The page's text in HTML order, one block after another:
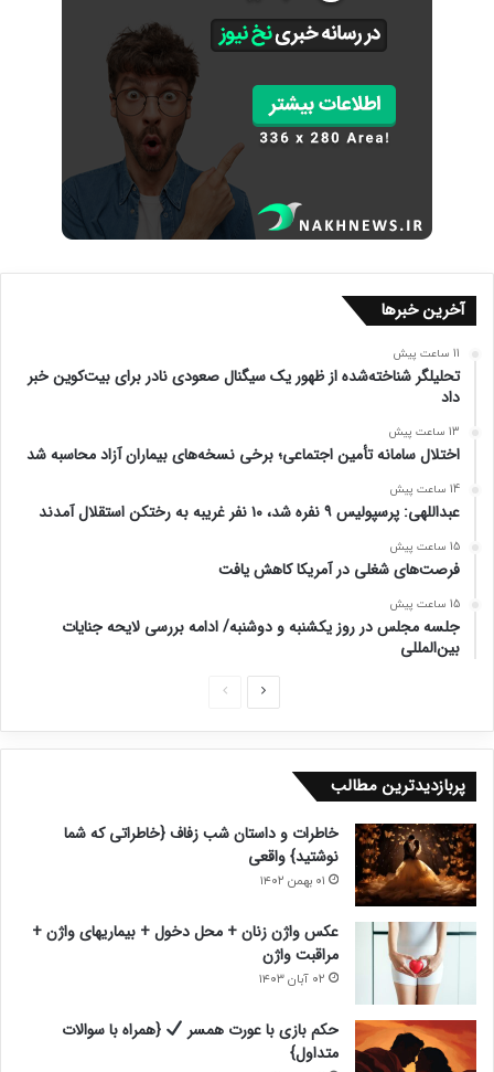
آخرین خبرها
11 ساعت پیش
تحلیلگر شناخته‌شده از ظهور یک سیگنال صعودی نادر برای بیت‌کوین خبر
داد
13 ساعت پیش
اختلال سامانه تأمین اجتماعی؛ برخی نسخه‌های بیماران آزاد محاسبه شد
14 ساعت پیش
عبداللهی: پرسپولیس ۹ نفره شد، ۱۰ نفر غریبه به رختکن استقلال آمدند
15 ساعت پیش
فرصت‌های شغلی در آمریکا کاهش یافت
15 ساعت پیش
جلسه مجلس در روز یکشنبه و دوشنبه/ ادامه بررسی لایحه جنایات
بین‌المللی
ح
ح
د
پربازدیدترین مطالب
خاطرات و داستان شب زفاف {خاطراتی که شما
نوشتید} واقعی
۰۱ بهمن ۱۴۰۲
عکس واژن زنان + محل دخول + بیماریهای واژن +
مراقبت واژن
۰۲ آبان ۱۴۰۳
حکم بازی با عورت همسر
{همراه با سوالات
متداول}